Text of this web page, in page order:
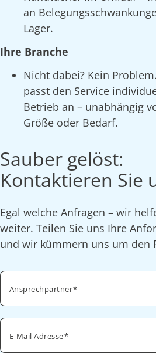
an
Lager.
Ihre Branche
Nicht dabei? Kein
passt den Service
Betrieb an – unabhängig
Größe oder Bedarf.
Sauber gelöst:
Kontaktieren Sie
Egal welche Anfragen – wir
weiter. Teilen Sie uns Ihre
und wir kümmern uns um den
Ansprechpartner
E-Mail Adresse